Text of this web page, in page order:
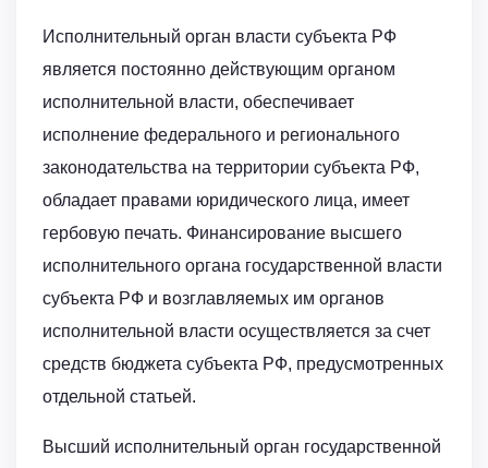
Исполнительный орган власти субъекта РФ
является постоянно действующим органом
исполнительной власти, обеспечивает
исполнение федерального и регионального
законодательства на территории субъекта РФ,
обладает правами юридического лица, имеет
гербовую печать. Финансирование высшего
исполнительного органа государственной власти
субъекта РФ и возглавляемых им органов
исполнительной власти осуществляется за счет
средств бюджета субъекта РФ, предусмотренных
отдельной статьей.
Высший исполнительный орган государственной